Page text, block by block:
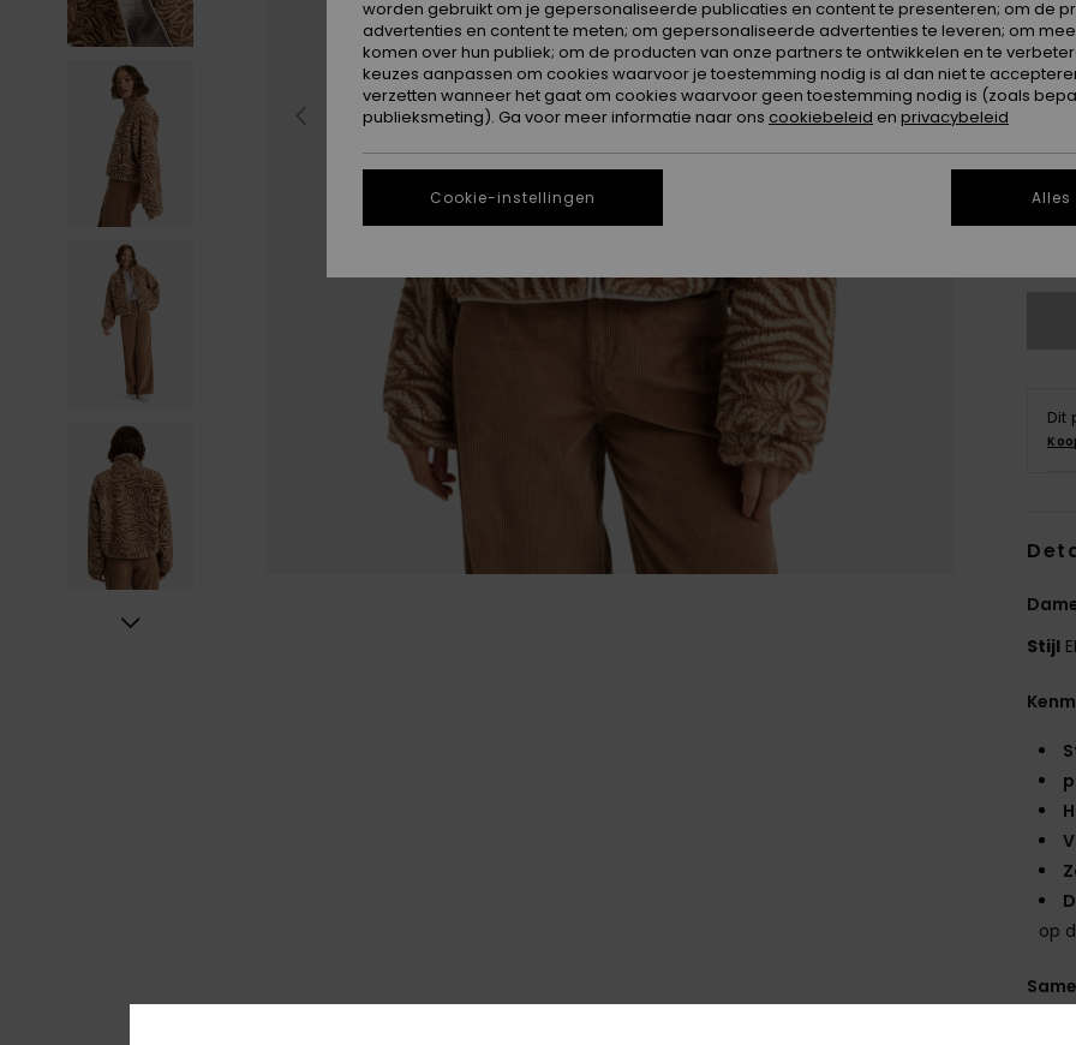
Dit
Stijl
op
worden gebruikt om je gepersonaliseerde publicaties en content te presenteren; om de
advertenties en content te meten; om gepersonaliseerde advertenties te leveren; om
komen over hun publiek; om de producten van onze partners te ontwikkelen en te
keuzes aanpassen om cookies waarvoor je toestemming nodig is al dan niet te
verzetten wanneer het gaat om cookies waarvoor geen toestemming nodig is (zoals
publieksmeting). Ga voor meer informatie naar ons cookiebeleid en privacybeleid
Cookie-instellingen Alles